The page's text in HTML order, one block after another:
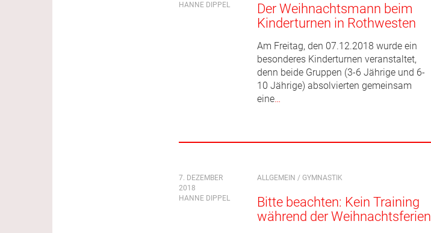
HANNE DIPPEL
Der Weihnachtsmann beim
Kinderturnen in Rothwesten
Am Freitag, den 07.12.2018 wurde ein
besonderes Kinderturnen veranstaltet,
denn beide Gruppen (3-6 Jährige und 6-
10 Jährige) absolvierten gemeinsam
eine…
7. DEZEMBER
2018
HANNE DIPPEL
ALLGEMEIN / GYMNASTIK
Bitte beachten: Kein Training
während der Weihnachtsferien